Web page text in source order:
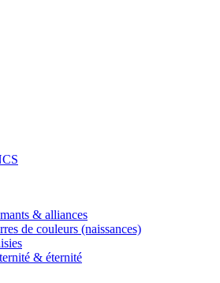
& alliances
de couleurs (naissances)
& éternité